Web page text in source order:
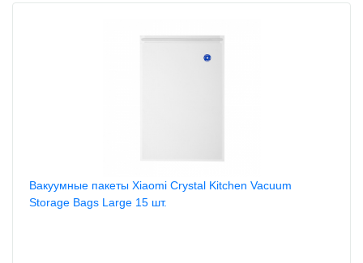
Вакуумные пакеты Xiaomi Crystal Kitchen Vacuum
Storage Bags Large 15 шт.